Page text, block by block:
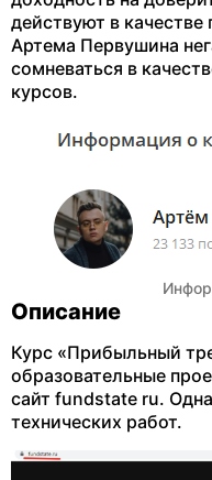
действуют в
Артема Первушина
сомневаться в
курсов.
Описание
Курс «Прибыльный
образовательные
сайт fundstate ru.
технических работ.